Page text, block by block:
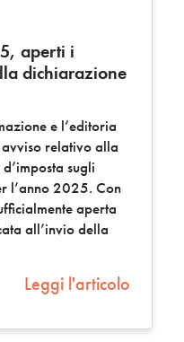
aperti i
dichiarazione
e l’editoria
relativo alla
sugli
l’anno 2025. Con
aperta
all’invio della
Leggi l'articolo